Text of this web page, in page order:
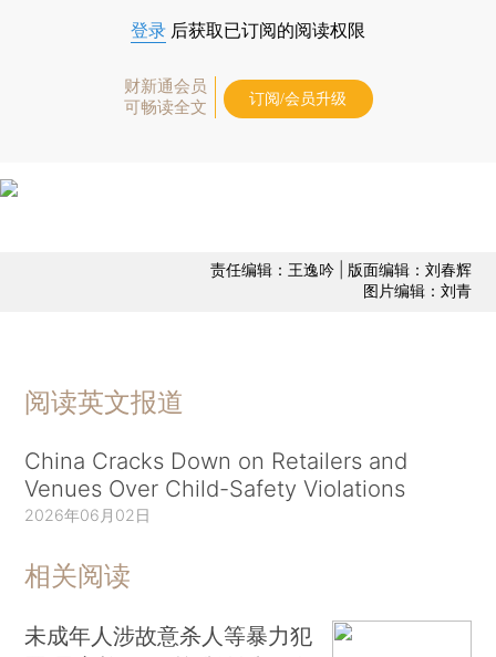
登录 后获取已订阅的阅读权限
财新通会员
可畅读全文
订阅/会员升级
责任编辑：王逸吟 | 版面编辑：刘春辉
图片编辑：刘青
阅读英文报道
China Cracks Down on Retailers and
Venues Over Child-Safety Violations
2026年06月02日
相关阅读
未成年人涉故意杀人等暴力犯